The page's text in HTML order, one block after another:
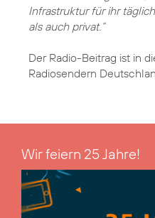
Infrastruktur für ihr
als auch privat.“
Der Radio-Beitrag ist in
Radiosendern
Wir feiern 25 Jahre!